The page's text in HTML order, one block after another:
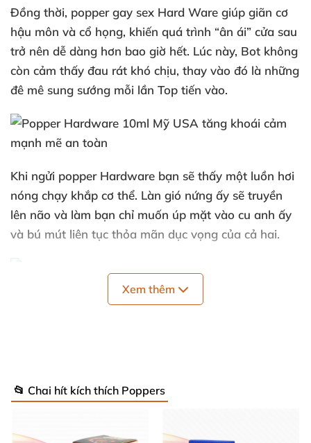
Đồng thời, popper gay sex Hard Ware giúp giãn cơ
hậu môn và cổ họng, khiến quá trình “ân ái” cửa sau
trở nên dễ dàng hơn bao giờ hết. Lúc này, Bot không
còn cảm thấy đau rát khó chịu, thay vào đó là những
đê mê sung sướng mỗi lần Top tiến vào.
Khi ngửi popper Hardware bạn sẽ thấy một luồn hơi
nóng chạy khắp cơ thể. Làn gió nứng ấy sẽ truyền
lên não và làm bạn chỉ muốn úp mặt vào cu anh ấy
và bú mút liên tục thỏa mãn dục vọng của cả hai.
24/7.
Xem thêm
📂 Chai hít kích thích Poppers